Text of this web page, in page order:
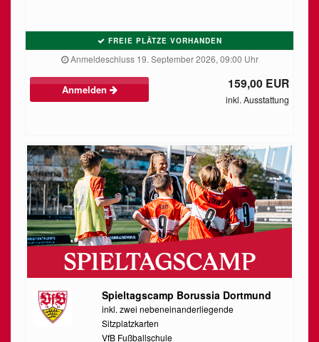
FREIE PLÄTZE VORHANDEN
Anmeldeschluss 19. September 2026, 09:00 Uhr
Anmelden 159,00 EUR
inkl. Ausstattung
Spieltagscamp Borussia Dortmund
inkl. zwei nebeneinanderliegende
Sitzplatzkarten
VfB Fußballschule